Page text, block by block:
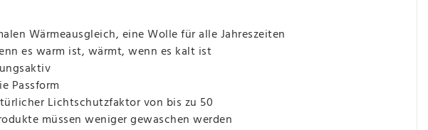
Wärmeausgleich, eine Wolle für alle Jahreszeiten
es warm ist, wärmt, wenn es kalt ist
Passform
Lichtschutzfaktor von bis zu 50
müssen weniger gewaschen werden